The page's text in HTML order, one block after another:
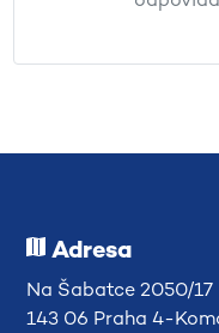
Adresa
Na Šabatce 2050/17
143 06 Praha 4-